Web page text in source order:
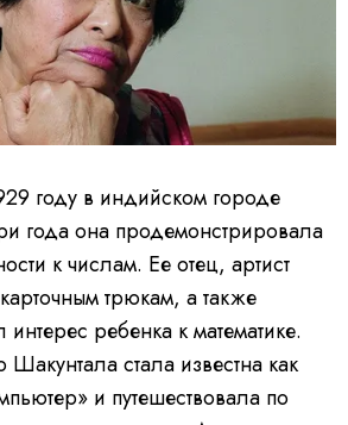
году в индийском городе
года она продемонстрировала
к числам. Ее отец, артист
трюкам, а также
ребенка к математике.
Шакунтала стала известна как
и путешествовала по